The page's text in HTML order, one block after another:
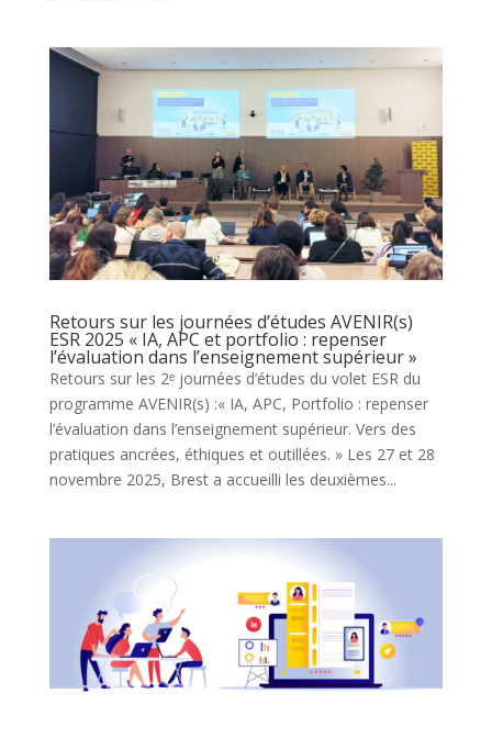
Retours sur les journées d’études AVENIR(s)
ESR 2025 « IA, APC et portfolio : repenser
l’évaluation dans l’enseignement supérieur »
Retours sur les 2ᵉ journées d’études du volet ESR du
programme AVENIR(s) :« IA, APC, Portfolio : repenser
l’évaluation dans l’enseignement supérieur. Vers des
pratiques ancrées, éthiques et outillées. » Les 27 et 28
novembre 2025, Brest a accueilli les deuxièmes...